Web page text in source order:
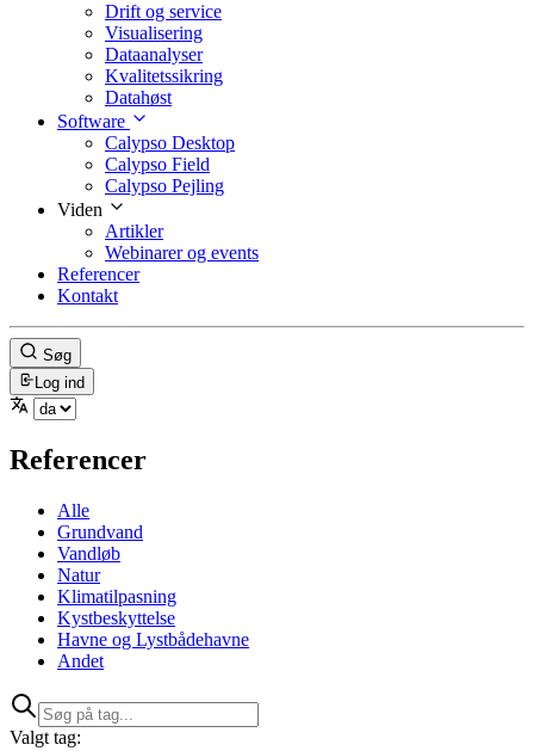
Drift og service
Visualisering
Dataanalyser
Kvalitetssikring
Datahøst
Software
Calypso Desktop
Calypso Field
Calypso Pejling
Viden
Artikler
Webinarer og events
Referencer
Kontakt
Søg
Log ind
Referencer
Alle
Grundvand
Vandløb
Natur
Klimatilpasning
Kystbeskyttelse
Havne og Lystbådehavne
Andet
Valgt tag: